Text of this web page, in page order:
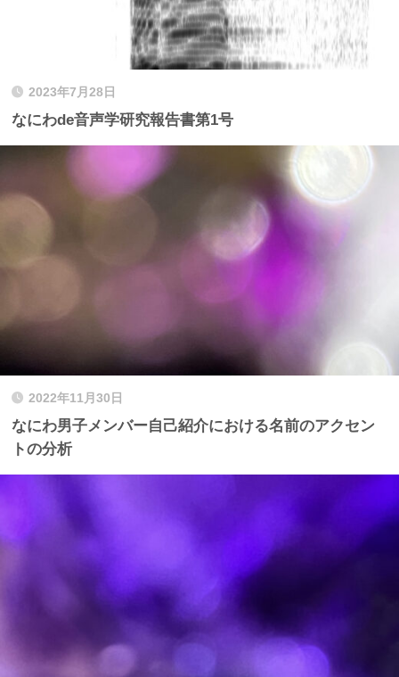
2023年7月28日
なにわde音声学研究報告書第1号
2022年11月30日
なにわ男子メンバー自己紹介における名前のアクセン
トの分析